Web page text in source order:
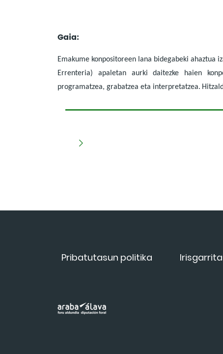
Gaia:
Emakume konpositoreen lana bidegabeki ahaztua
Errenteria) apaletan aurki daitezke haien
programatzea, grabatzea eta interpretatzea.
Pribatutasun politika